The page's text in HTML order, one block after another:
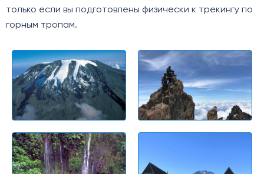
только если вы подготовлены физически к трекингу по
горным тропам.